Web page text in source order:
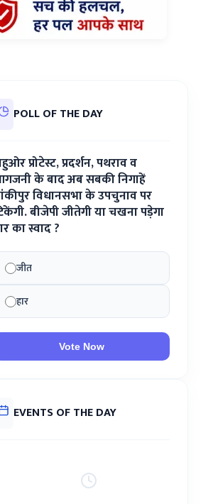
POLL OF THE DAY
प्रोटेस्ट, प्रदर्शन, पथराव व
के बाद अब सबकी निगाहें
विधानसभा के उपचुनाव पर
बीजेपी जीतेगी या चखना पड़ेगा
का स्वाद ?
जीत
हार
Vote Now
EVENTS OF THE DAY